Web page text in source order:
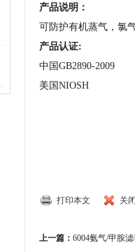
产品说明：
可防护有机蒸气，氯
产品认证:
中国GB2890-2009
美国NIOSH
打印本文 关
上一篇： 6004氨气/甲胺